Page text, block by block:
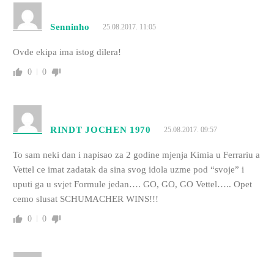
Senninho 25.08.2017. 11:05
Ovde ekipa ima istog dilera!
0 0
RINDT JOCHEN 1970 25.08.2017. 09:57
To sam neki dan i napisao za 2 godine mjenja Kimia u Ferrariu a
Vettel ce imat zadatak da sina svog idola uzme pod “svoje” i
uputi ga u svjet Formule jedan…. GO, GO, GO Vettel….. Opet
cemo slusat SCHUMACHER WINS!!!
0 0